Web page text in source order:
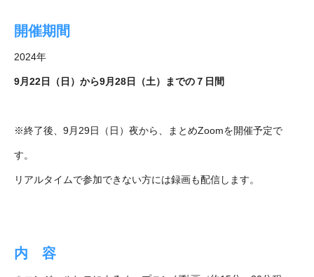
開催期間
2024年
9月22日（日）から9月28日（土）までの７日間
※終了後、9月29日（日）夜から、まとめZoomを開催予定で
す。
リアルタイムで参加できない方には録画も配信します。
内 容